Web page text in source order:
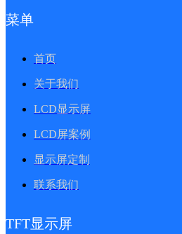
菜单
首页
关于我们
LCD显示屏
LCD屏案例
显示屏定制
联系我们
TFT显示屏